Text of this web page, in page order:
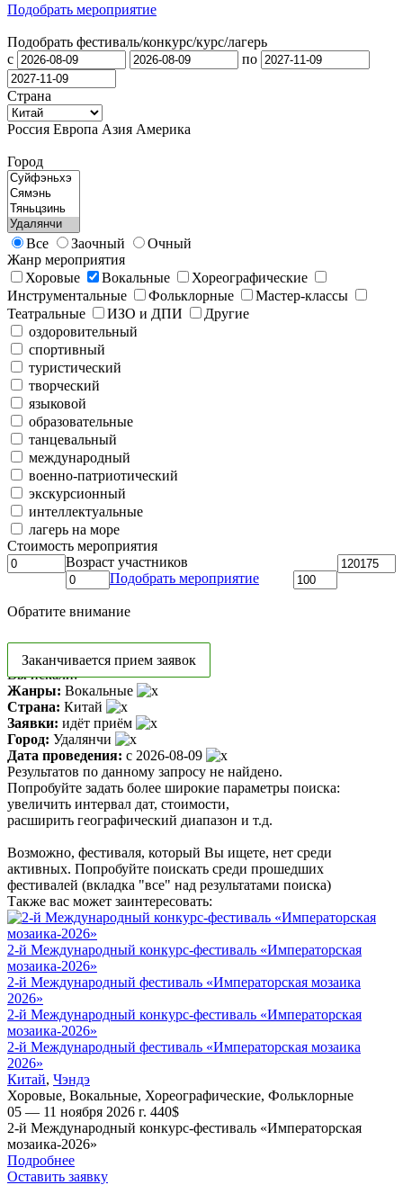
Подобрать мероприятие
Подобрать фестиваль/конкурс/курс/лагерь
с
по
Страна
Россия Европа Азия Америка
Город
Все Заочный
Очный
Жанр мероприятия
Хоровые
Вокальные
Хореографические
Инструментальные
Фольклорные
Мастер-классы
Театральные
ИЗО и ДПИ
Другие
оздоровительный
спортивный
туристический
творческий
языковой
образовательные
танцевальный
международный
военно-патриотический
экскурсионный
интеллектуальные
лагерь на море
Стоимость мероприятия
Возраст участников
Подобрать мероприятие
Обратите внимание
Заканчивается прием заявок
Вы искали:
Жанры: Вокальные
Страна: Китай
Заявки: идёт приём
Город: Удалянчи
Дата проведения: с 2026-08-09
Результатов по данному запросу не найдено.
Попробуйте задать более широкие параметры поиска:
увеличить интервал дат, стоимости,
расширить географический диапазон и т.д.
Возможно, фестиваля, который Вы ищете, нет среди
активных. Попробуйте поискать среди прошедших
фестивалей (вкладка "все" над результатами поиска)
Также вас может заинтересовать:
2-й Международный конкурс-фестиваль «Императорская
мозаика-2026»
2-й Международный фестиваль «Императорская мозаика
2026»
2-й Международный конкурс-фестиваль «Императорская
мозаика-2026»
2-й Международный фестиваль «Императорская мозаика
2026»
Китай, Чэндэ
Хоровые, Вокальные, Хореографические, Фольклорные
05 — 11 ноября 2026 г. 440$
2-й Международный конкурс-фестиваль «Императорская
мозаика-2026»
Подробнее
Оставить заявку